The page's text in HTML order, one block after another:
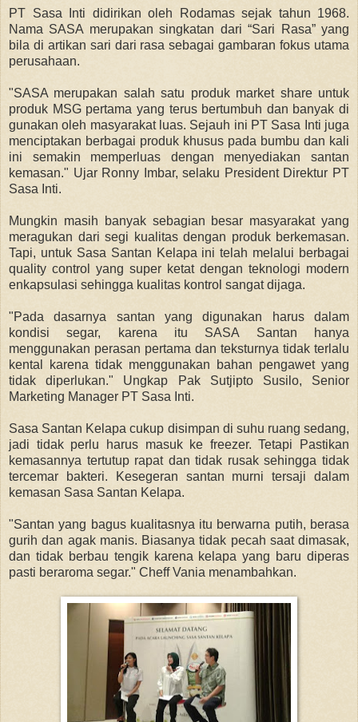
PT Sasa Inti didirikan oleh Rodamas sejak tahun 1968.
Nama SASA merupakan singkatan dari “Sari Rasa” yang
bila di artikan sari dari rasa sebagai gambaran fokus utama
perusahaan.
"SASA merupakan salah satu produk market share untuk
produk MSG pertama yang terus bertumbuh dan banyak di
gunakan oleh masyarakat luas. Sejauh ini PT Sasa Inti juga
menciptakan berbagai produk khusus pada bumbu dan kali
ini semakin memperluas dengan menyediakan santan
kemasan." Ujar Ronny Imbar, selaku President Direktur PT
Sasa Inti.
Mungkin masih banyak sebagian besar masyarakat yang
meragukan dari segi kualitas dengan produk berkemasan.
Tapi, untuk Sasa Santan Kelapa ini telah melalui berbagai
quality control yang super ketat dengan teknologi modern
enkapsulasi sehingga kualitas kontrol sangat dijaga.
"Pada dasarnya santan yang digunakan harus dalam
kondisi segar, karena itu SASA Santan hanya
menggunakan perasan pertama dan teksturnya tidak terlalu
kental karena tidak menggunakan bahan pengawet yang
tidak diperlukan." Ungkap Pak Sutjipto Susilo, Senior
Marketing Manager PT Sasa Inti.
Sasa Santan Kelapa cukup disimpan di suhu ruang sedang,
jadi tidak perlu harus masuk ke freezer. Tetapi Pastikan
kemasannya tertutup rapat dan tidak rusak sehingga tidak
tercemar bakteri. Kesegeran santan murni tersaji dalam
kemasan Sasa Santan Kelapa.
"Santan yang bagus kualitasnya itu berwarna putih, berasa
gurih dan agak manis. Biasanya tidak pecah saat dimasak,
dan tidak berbau tengik karena kelapa yang baru diperas
pasti beraroma segar." Cheff Vania menambahkan.